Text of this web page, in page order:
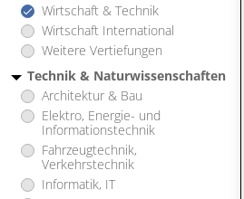
Wirtschaft & Technik
Wirtschaft International
Weitere Vertiefungen
Technik & Naturwissenschaften
Architektur & Bau
Elektro, Energie- und
Informationstechnik
Fahrzeugtechnik,
Verkehrstechnik
Informatik, IT